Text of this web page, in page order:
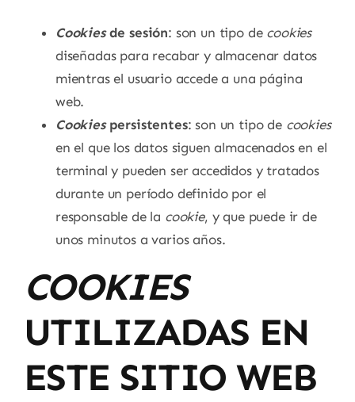
Cookiesde sesión: son un tipo de cookies
diseñadas para recabar y almacenar datos
mientras el usuario accede a una página
web.
Cookies persistentes: son un tipo de cookies
en el que los datos siguen almacenados en el
terminal y pueden ser accedidos y tratados
durante un período definido por el
responsable de la cookie, y que puede ir de
unos minutos a varios años.
COOKIES
UTILIZADAS EN
ESTE SITIO WEB